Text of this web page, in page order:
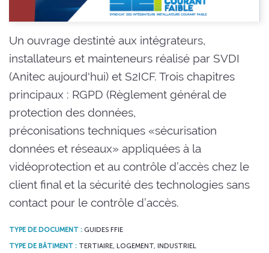
Un ouvrage destinté aux intégrateurs,
installateurs et mainteneurs réalisé par SVDI
(Anitec aujourd'hui) et S2ICF. Trois chapitres
principaux : RGPD (Règlement général de
protection des données,
préconisations techniques «sécurisation
données et réseaux» appliquées à la
vidéoprotection et au contrôle d’accès chez le
client final et la sécurité des technologies sans
contact pour le contrôle d’accès.
TYPE DE DOCUMENT : GUIDES FFIE
TYPE DE BÂTIMENT : TERTIAIRE, LOGEMENT, INDUSTRIEL